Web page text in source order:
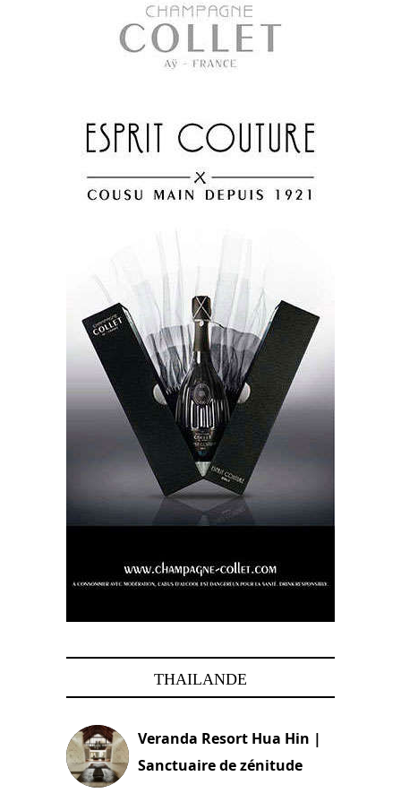
THAILANDE
Veranda Resort Hua Hin |
Sanctuaire de zénitude